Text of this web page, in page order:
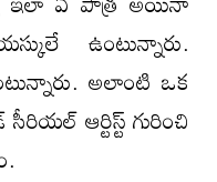
ఉంటున్నారు.
అలాంటి ఒక
ఆర్టిస్ట్ గురించి